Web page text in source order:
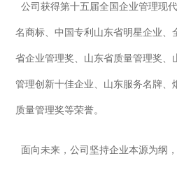
公司获得第十五届全国企业管理现
名商标、中国专利山东省明星企业、
省企业管理奖、山东省质量管理奖、
管理创新十佳企业、山东服务名牌、
质量管理奖等荣誉。
面向未来，公司坚持企业本源为纲